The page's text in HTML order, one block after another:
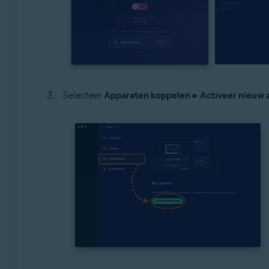
Selecteer Apparaten koppelen ▸ Activeer nieuw